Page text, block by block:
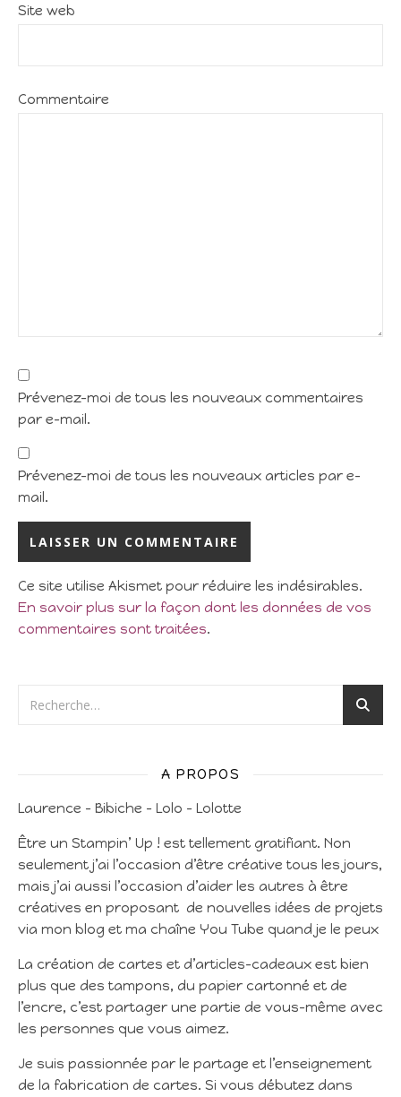
Site web
Commentaire
Prévenez-moi de tous les nouveaux commentaires
par e-mail.
Prévenez-moi de tous les nouveaux articles par e-
mail.
Ce site utilise Akismet pour réduire les indésirables.
En savoir plus sur la façon dont les données de vos
commentaires sont traitées.
A PROPOS
Laurence – Bibiche – Lolo – Lolotte
Être un Stampin’ Up ! est tellement gratifiant. Non
seulement j’ai l’occasion d’être créative tous les jours,
mais j’ai aussi l’occasion d’aider les autres à être
créatives en proposant de nouvelles idées de projets
via mon blog et ma chaîne You Tube quand je le peux
La création de cartes et d’articles-cadeaux est bien
plus que des tampons, du papier cartonné et de
l’encre, c’est partager une partie de vous-même avec
les personnes que vous aimez.
Je suis passionnée par le partage et l’enseignement
de la fabrication de cartes. Si vous débutez dans